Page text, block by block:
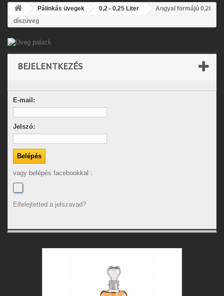
Pálinkás üvegek 0,2 - 0,25 Liter
Angyal formájú 0,2l
díszüveg
BEJELENTKEZÉS
E-mail:
Jelszó:
vagy belépés facebookkal :
Elfelejtetted a jelszavad?